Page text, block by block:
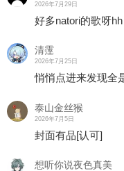
2026年7月29日
好多natori的歌呀hh
清霪
2026年7月25日
悄悄点进来发现全
泰山金丝猴
2026年7月5日
封面有品[认可]
想听你说夜色真美